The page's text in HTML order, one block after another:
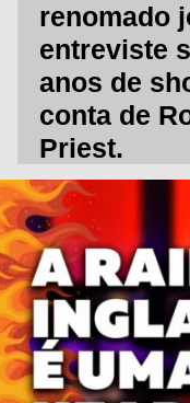
renomado
entreviste
anos de
conta de
Priest.